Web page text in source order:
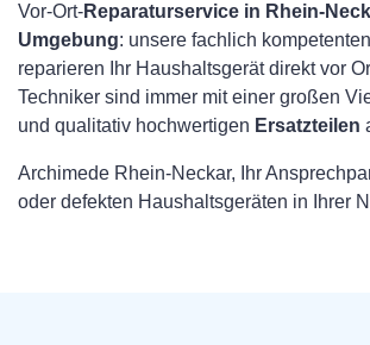
Vor-Ort-Reparaturservice in Rhein-
Umgebung: unsere fachlich
reparieren Ihr Haushaltsgerät direkt vor
Techniker sind immer mit einer großen
und qualitativ hochwertigen Ersatzteilen
Archimede Rhein-Neckar, Ihr
oder defekten Haushaltsgeräten in Ihrer